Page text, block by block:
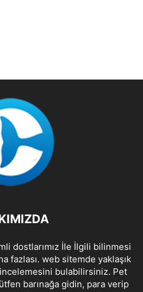
dostlarımız İle İlgili bilinmesi
fazlası. web sitemde yaklaşık
bulabilirsiniz. Pet
barınağa gidin, para verip